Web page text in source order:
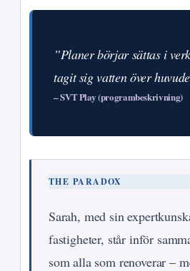
”Planer börjar sättas i
tagit sig vatten över
– SVT Play (programbeskrivning)
THE PARADOX
Sarah, med sin
fastigheter, står inför
som alla som renoverar –